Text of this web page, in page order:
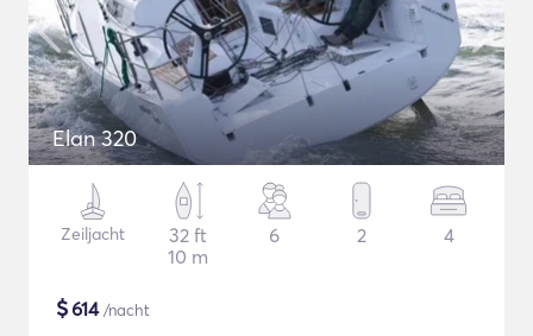
Elan 320
Zeiljacht
32 ft
10 m
6 2 4
$614/nacht